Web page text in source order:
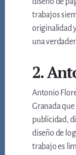
trabajos
originalidad
una
2.
Antonio
Granada que
publicidad,
diseño de
trabajo es